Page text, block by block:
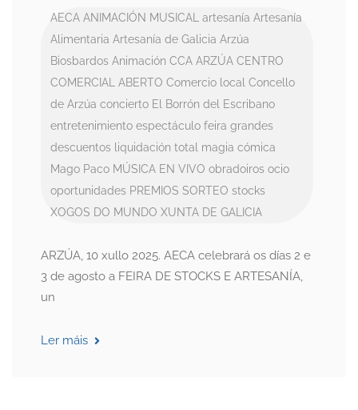
AECA ANIMACIÓN MUSICAL artesanía Artesanía
Alimentaria Artesanía de Galicia Arzúa
Biosbardos Animación CCA ARZÚA CENTRO
COMERCIAL ABERTO Comercio local Concello
de Arzúa concierto El Borrón del Escribano
entretenimiento espectáculo feira grandes
descuentos
liquidación total
magia cómica
Mago Paco MÚSICA EN VIVO obradoiros ocio
oportunidades PREMIOS SORTEO stocks
XOGOS DO MUNDO XUNTA DE GALICIA
ARZÚA, 10 xullo 2025. AECA celebrará os días 2 e
3 de agosto a FEIRA DE STOCKS E ARTESANÍA,
un
Ler máis